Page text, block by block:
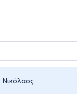
Νικόλαος